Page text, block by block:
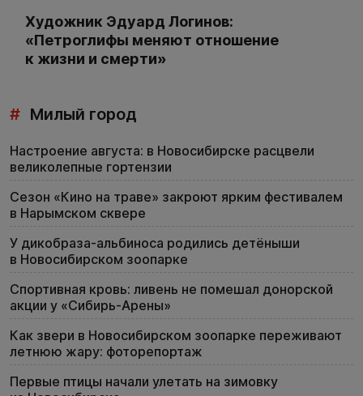
Художник Эдуард Логинов:
«Петроглифы меняют отношение
к жизни и смерти»
# Милый город
Настроение августа: в Новосибирске расцвели
великолепные гортензии
Сезон «Кино на траве» закроют ярким фестивалем
в Нарымском сквере
У дикобраза-альбиноса родились детёныши
в Новосибирском зоопарке
Спортивная кровь: ливень не помешал донорской
акции у «Сибирь-Арены»
Как звери в Новосибирском зоопарке переживают
летнюю жару: фоторепортаж
Первые птицы начали улетать на зимовку